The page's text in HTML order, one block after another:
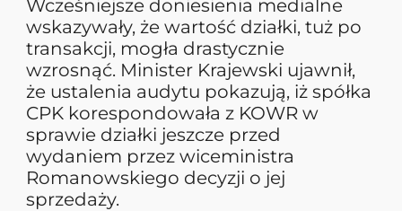
Wcześniejsze doniesienia medialne
wskazywały, że wartość działki, tuż po
transakcji, mogła drastycznie
wzrosnąć. Minister Krajewski ujawnił,
że ustalenia audytu pokazują, iż spółka
CPK korespondowała z KOWR w
sprawie działki jeszcze przed
wydaniem przez wiceministra
Romanowskiego decyzji o jej
sprzedaży.